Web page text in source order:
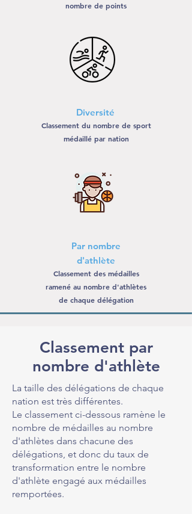
nombre de points
Diversité
Classement du nombre de sport
médaillé par nation
Par nombre
d'athlète
Classement des médailles
ramené au nombre d'athlètes
de chaque délégation
Classement par
nombre d'athlète
La taille des délégations de chaque
nation est très différentes.
Le classement ci-dessous ramène le
nombre de médailles au nombre
d'athlètes dans chacune des
délégations, et donc du taux de
transformation entre le nombre
d'athlète engagé aux médailles
remportées.